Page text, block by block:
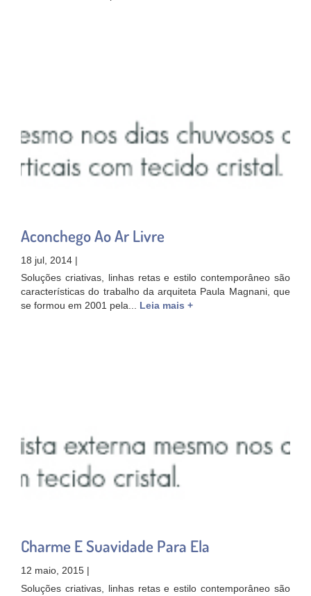
Aconchego Ao Ar Livre
18 jul, 2014 |
Soluções criativas, linhas retas e estilo contemporâneo são
características do trabalho da arquiteta Paula Magnani, que
se formou em 2001 pela... Leia mais +
Charme E Suavidade Para Ela
12 maio, 2015 |
Soluções criativas, linhas retas e estilo contemporâneo são